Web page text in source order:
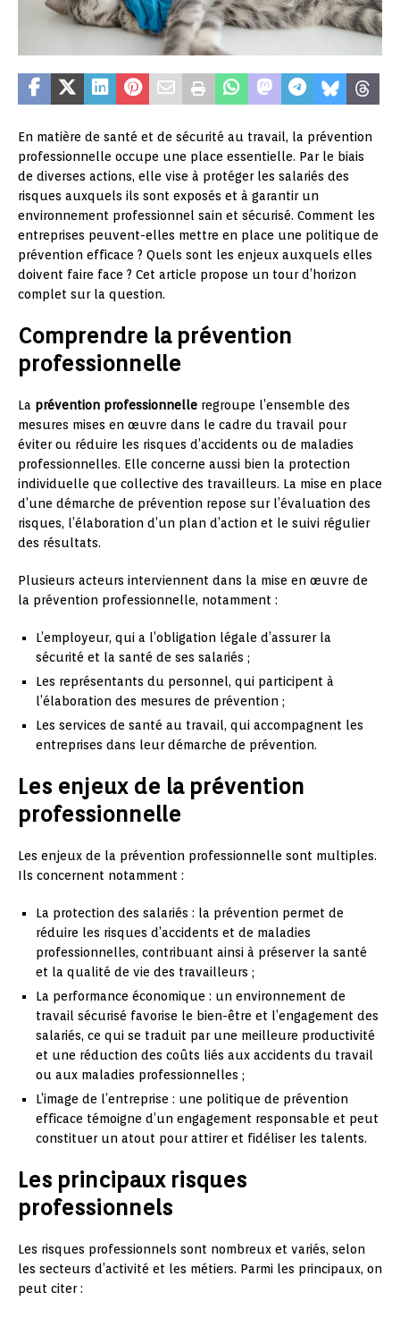
En matière de santé et de sécurité au travail, la prévention
professionnelle occupe une place essentielle. Par le biais
de diverses actions, elle vise à protéger les salariés des
risques auxquels ils sont exposés et à garantir un
environnement professionnel sain et sécurisé. Comment les
entreprises peuvent-elles mettre en place une politique de
prévention efficace ? Quels sont les enjeux auxquels elles
doivent faire face ? Cet article propose un tour d’horizon
complet sur la question.
Comprendre la prévention
professionnelle
La prévention professionnelle regroupe l’ensemble des
mesures mises en œuvre dans le cadre du travail pour
éviter ou réduire les risques d’accidents ou de maladies
professionnelles. Elle concerne aussi bien la protection
individuelle que collective des travailleurs. La mise en place
d’une démarche de prévention repose sur l’évaluation des
risques, l’élaboration d’un plan d’action et le suivi régulier
des résultats.
Plusieurs acteurs interviennent dans la mise en œuvre de
la prévention professionnelle, notamment :
L’employeur, qui a l’obligation légale d’assurer la
sécurité et la santé de ses salariés ;
Les représentants du personnel, qui participent à
l’élaboration des mesures de prévention ;
Les services de santé au travail, qui accompagnent les
entreprises dans leur démarche de prévention.
Les enjeux de la prévention
professionnelle
Les enjeux de la prévention professionnelle sont multiples.
Ils concernent notamment :
La protection des salariés : la prévention permet de
réduire les risques d’accidents et de maladies
professionnelles, contribuant ainsi à préserver la santé
et la qualité de vie des travailleurs ;
La performance économique : un environnement de
travail sécurisé favorise le bien-être et l’engagement des
salariés, ce qui se traduit par une meilleure productivité
et une réduction des coûts liés aux accidents du travail
ou aux maladies professionnelles ;
L’image de l’entreprise : une politique de prévention
efficace témoigne d’un engagement responsable et peut
constituer un atout pour attirer et fidéliser les talents.
Les principaux risques
professionnels
Les risques professionnels sont nombreux et variés, selon
les secteurs d’activité et les métiers. Parmi les principaux, on
peut citer :